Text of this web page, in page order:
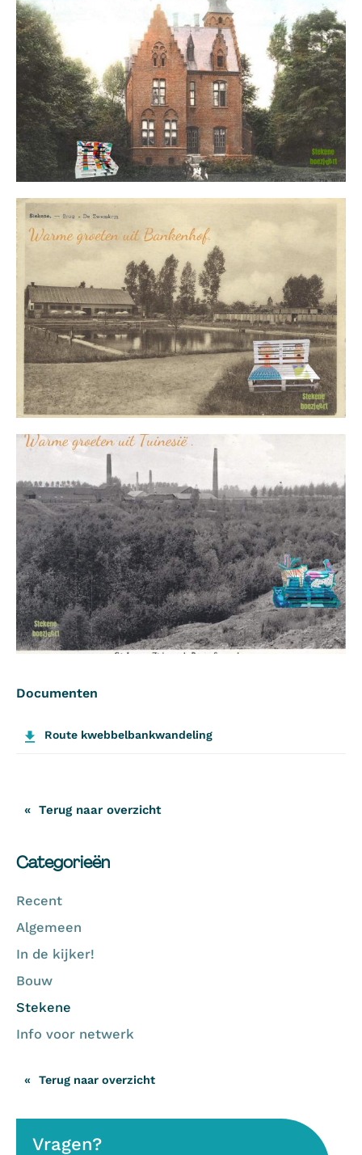
Categorieën
Recent
Algemeen
In de kijker!
Bouw
Stekene
Info voor netwerk
Terug naar overzicht
Vragen?
Documenten
Route kwebbelbankwandeling
Terug naar overzicht